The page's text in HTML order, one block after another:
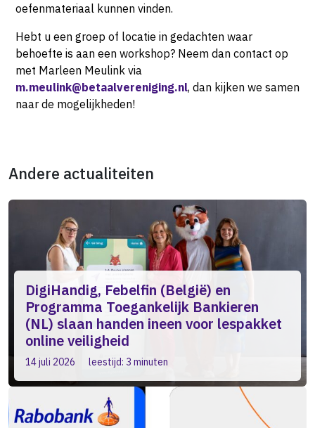
oefenmateriaal kunnen vinden.
Hebt u een groep of locatie in gedachten waar
behoefte is aan een workshop? Neem dan contact op
met Marleen Meulink via
m.meulink@betaalvereniging.nl, dan kijken we samen
naar de mogelijkheden!
Andere actualiteiten
DigiHandig, Febelfin (België) en
Programma Toegankelijk Bankieren
(NL) slaan handen ineen voor lespakket
online veiligheid
14 juli 2026 leestijd: 3 minuten